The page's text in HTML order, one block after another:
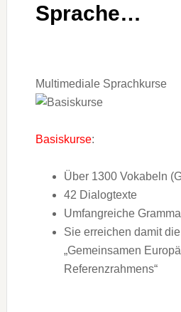
Sprache…
Multimediale Sprachkurse
Basiskurse:
Über 1300 Vokabeln
42 Dialogtexte
Umfangreiche
Sie erreichen damit
„Gemeinsamen
Referenzrahmens“